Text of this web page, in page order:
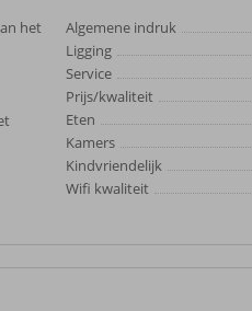
het
Algemene indruk
Ligging
Service
Prijs/kwaliteit
Eten
Kamers
Kindvriendelijk
Wifi kwaliteit